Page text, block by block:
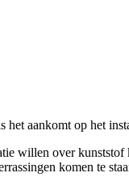
aankomt op het
willen over kunststof
komen te